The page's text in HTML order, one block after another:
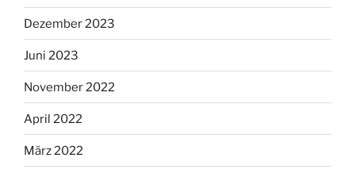
Dezember 2023
Juni 2023
November 2022
April 2022
März 2022